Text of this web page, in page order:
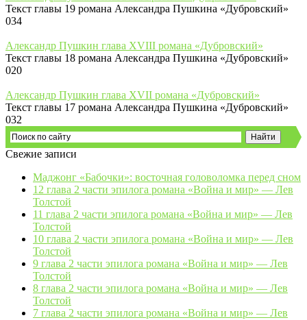
Текст главы 19 романа Александра Пушкина «Дубровский»
034
Александр Пушкин глава XVIII романа «Дубровский»
Текст главы 18 романа Александра Пушкина «Дубровский»
020
Александр Пушкин глава XVII романа «Дубровский»
Текст главы 17 романа Александра Пушкина «Дубровский»
032
Свежие записи
Маджонг «Бабочки»: восточная головоломка перед сном
12 глава 2 части эпилога романа «Война и мир» — Лев
Толстой
11 глава 2 части эпилога романа «Война и мир» — Лев
Толстой
10 глава 2 части эпилога романа «Война и мир» — Лев
Толстой
9 глава 2 части эпилога романа «Война и мир» — Лев
Толстой
8 глава 2 части эпилога романа «Война и мир» — Лев
Толстой
7 глава 2 части эпилога романа «Война и мир» — Лев